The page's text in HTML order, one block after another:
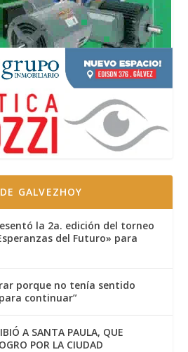
GALVEZHOY
la 2a. edición del torneo
del Futuro» para
porque no tenía sentido
continuar”
A SANTA PAULA, QUE
POR LA CIUDAD